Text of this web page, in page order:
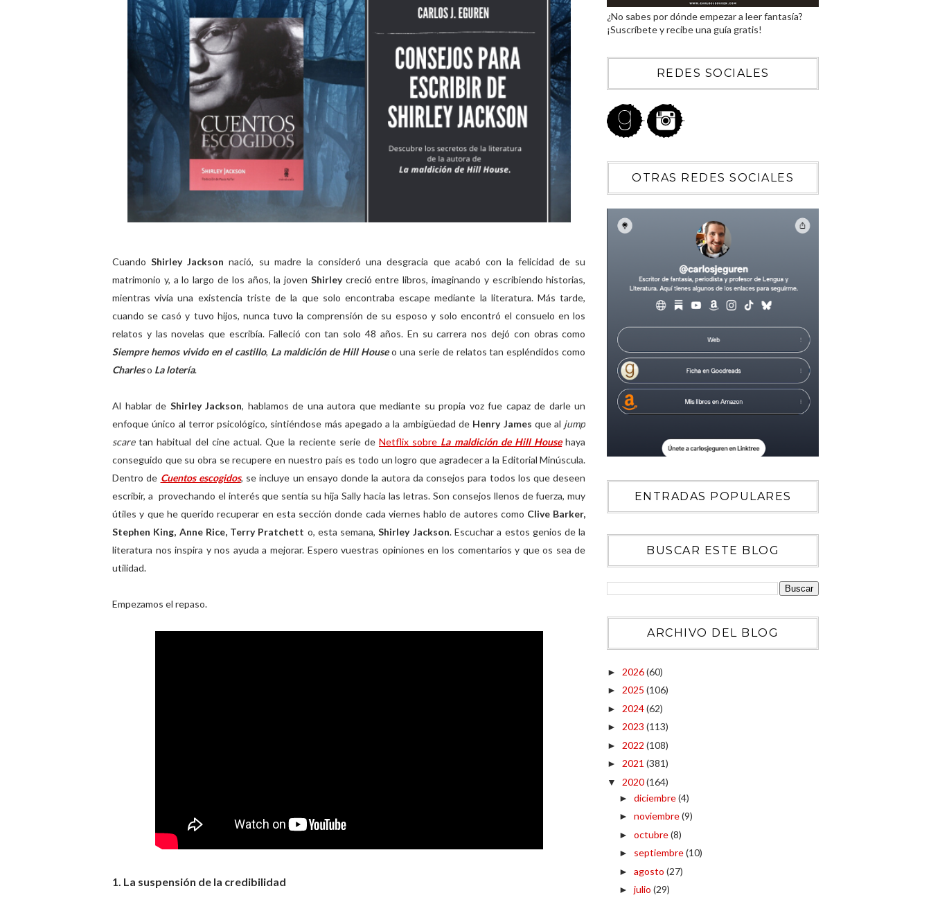
CuandoShirley Jackson nació, su madre la consideró una desgracia que acabó con la felicidad de su
matrimonio y, a lo largo de los años, la joven Shirley creció entre libros, imaginando y escribiendo historias,
mientras vivía una existencia triste de la que solo encontraba escape mediante la literatura. Más tarde,
cuando se casó y tuvo hijos, nunca tuvo la comprensión de su esposo y solo encontró el consuelo en los
relatos y las novelas que escribía. Falleció con tan solo 48 años. En su carrera nos dejó con obras como
Siempre hemos vivido en el castillo, La maldición de Hill Houseo una serie de relatos tan espléndidos como
Charleso La lotería.
Al hablar de Shirley Jackson, hablamos de una autora que mediante su propia voz fue capaz de darle un
enfoque único al terror psicológico, sintiéndose más apegado a la ambigüedad de Henry James que al jump
scaretan habitual del cine actual. Que la reciente serie deNetflix sobre La maldición de Hill Househaya
conseguido que su obra se recupere en nuestro país es todo un logro que agradecer a la Editorial Minúscula.
Dentro de Cuentos escogidos, se incluye un ensayo donde la autora da consejos para todos los que deseen
escribir, a provechando el interés que sentía su hija Sally hacia las letras. Son consejos llenos de fuerza, muy
útiles y que he querido recuperar en esta sección donde cada viernes hablo de autores como Clive Barker,
Stephen King, Anne Rice, Terry Pratchett o, esta semana,Shirley Jackson. Escuchar a estos genios de la
literatura nos inspira y nos ayuda a mejorar. Espero vuestras opiniones en los comentarios y que os sea de
utilidad.
Empezamos el repaso.
1. La suspensión de la credibilidad
¿No sabes por dónde empezar a leer fantasía?
¡Suscríbete y recibe una guía gratis!
REDES SOCIALES
OTRAS REDES SOCIALES
ENTRADAS POPULARES
BUSCAR ESTE BLOG
ARCHIVO DEL BLOG
► 2026(60)
► 2025 (106)
► 2024(62)
► 2023 (113)
► 2022 (108)
► 2021 (381)
▼ 2020(164)
► diciembre(4)
► noviembre(9)
► octubre(8)
► septiembre(10)
► agosto (27)
► julio (29)